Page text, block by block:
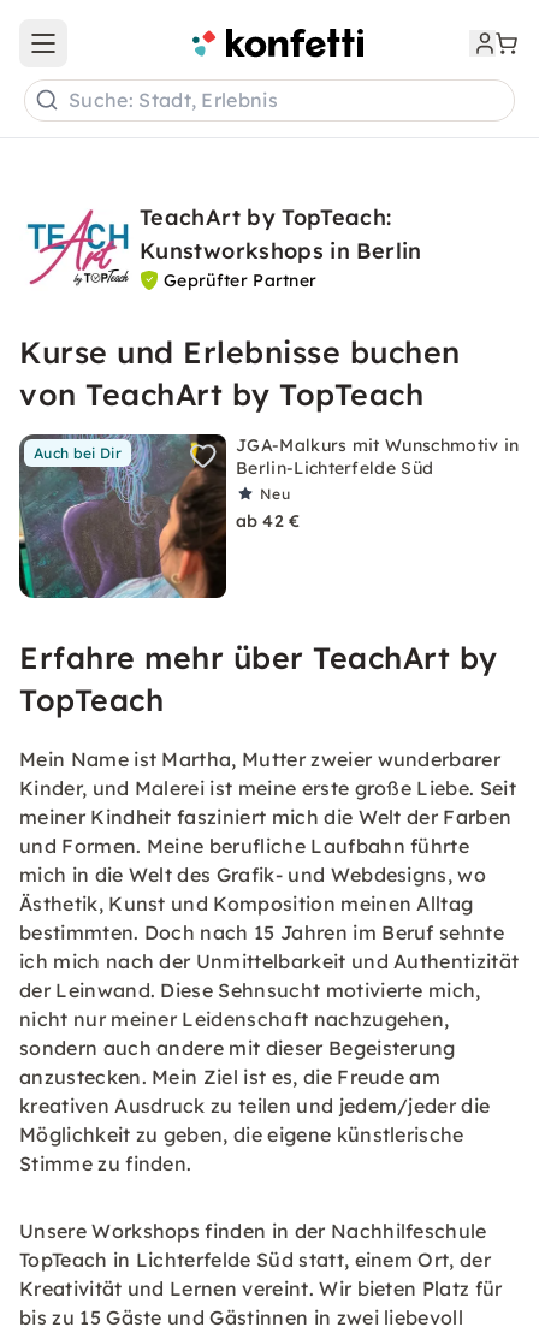
Open main menu
Suche: Stadt, Erlebnis
TeachArt by TopTeach:
Kunstworkshops in Berlin
Geprüfter Partner
Kurse und Erlebnisse buchen
von TeachArt by TopTeach
Auch bei Dir
JGA-Malkurs mit Wunschmotiv in
Berlin-Lichterfelde Süd
Neu
ab 42 €
Erfahre mehr über TeachArt by
TopTeach
Mein Name ist Martha, Mutter zweier wunderbarer
Kinder, und Malerei ist meine erste große Liebe. Seit
meiner Kindheit fasziniert mich die Welt der Farben
und Formen. Meine berufliche Laufbahn führte
mich in die Welt des Grafik- und Webdesigns, wo
Ästhetik, Kunst und Komposition meinen Alltag
bestimmten. Doch nach 15 Jahren im Beruf sehnte
ich mich nach der Unmittelbarkeit und Authentizität
der Leinwand. Diese Sehnsucht motivierte mich,
nicht nur meiner Leidenschaft nachzugehen,
sondern auch andere mit dieser Begeisterung
anzustecken. Mein Ziel ist es, die Freude am
kreativen Ausdruck zu teilen und jedem/jeder die
Möglichkeit zu geben, die eigene künstlerische
Stimme zu finden.
Unsere Workshops finden in der Nachhilfeschule
TopTeach in Lichterfelde Süd statt, einem Ort, der
Kreativität und Lernen vereint. Wir bieten Platz für
bis zu 15 Gäste und Gästinnen in zwei liebevoll